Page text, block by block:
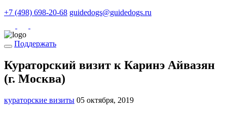
+7 (498) 698-20-68 guidedogs@guidedogs.ru
Поддержать
Кураторский визит к Каринэ Айвазян
(г. Москва)
кураторские визиты 05 октября, 2019